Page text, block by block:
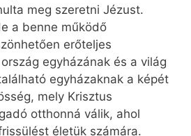
meg szeretni Jézust.
a benne működő
erőteljes
egyházának és a világ
egyházaknak a képét
mely Krisztus
otthonná válik, ahol
életük számára.